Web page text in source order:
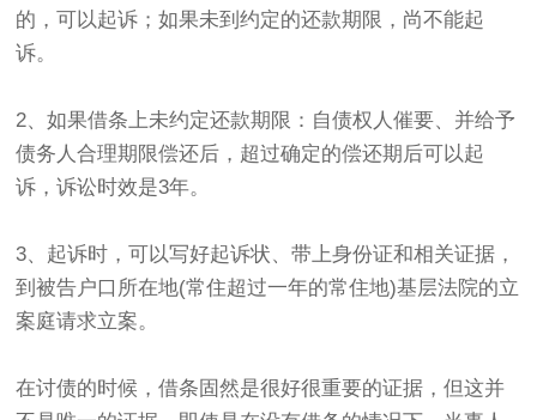
的，可以起诉；如果未到约定的还款期限，尚不能起
诉。
2、如果借条上未约定还款期限：自债权人催要、并给予
债务人合理期限偿还后，超过确定的偿还期后可以起
诉，诉讼时效是3年。
3、起诉时，可以写好起诉状、带上身份证和相关证据，
到被告户口所在地(常住超过一年的常住地)基层法院的立
案庭请求立案。
在讨债的时候，借条固然是很好很重要的证据，但这并